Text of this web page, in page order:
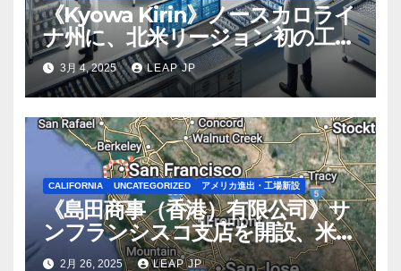
《Kyowa Kirin》ノースカロライ
ナ州に、北米リージョン初の工場
建設を決定
3月 4, 2025 LEAP JP
CALIFORNIA UNCATEGORIZED アメリカ進出・工場新設
《島田商事（香港）有限公司》サ
ンフランシスコ支店を開設、米国
2拠点で営業体制を強化へ
2月 26, 2025 LEAP JP